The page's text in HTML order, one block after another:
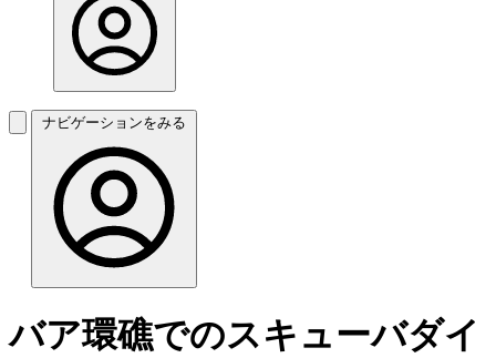
ナビゲーションをみる
バア環礁でのスキューバダイ